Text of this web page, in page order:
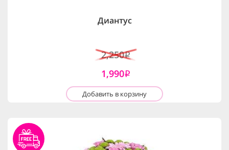
Диантус
2,250i
1,990i
Добавить в корзину